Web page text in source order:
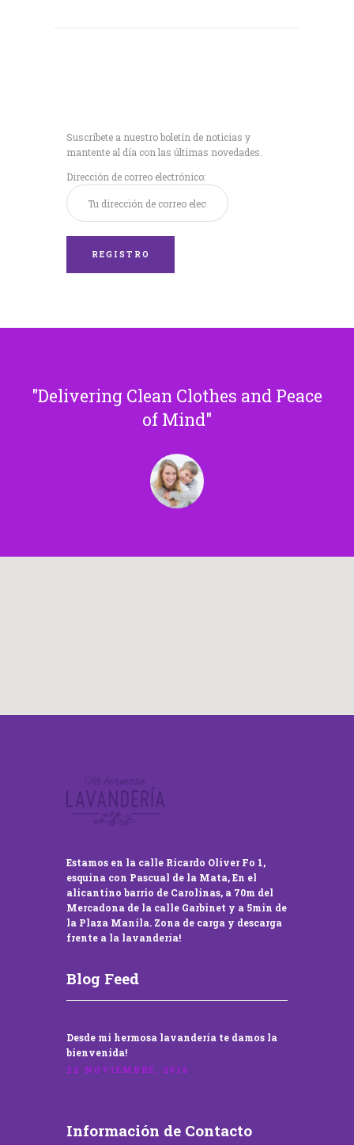
Suscríbete a nuestro boletín de noticias y
mantente al día con las últimas novedades.
Dirección de correo electrónico:
Delivering Clean Clothes and Peace
of Mind
Estamos en la calle Ricardo Oliver Fo 1,
esquina con Pascual de la Mata, En el
alicantino barrio de Carolinas, a 70m del
Mercadona de la calle Garbinet y a 5min de
la Plaza Manila. Zona de carga y descarga
frente a la lavandería!
Blog Feed
Desde mi hermosa lavandería te damos la
bienvenida!
22 NOVIEMBRE, 2016
Información de Contacto